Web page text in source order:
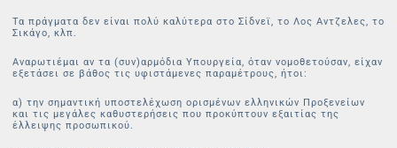
Τα πράγματα δεν είναι πολύ καλύτερα στο Σίδνεϊ, το Λος Αντζελες, το
Σικάγο, κλπ.
Αναρωτιέμαι αν τα (συν)αρμόδια Υπουργεία, όταν νομοθετούσαν, είχαν
εξετάσει σε βάθος τις υφιστάμενες παραμέτρους, ήτοι:
α) την σημαντική υποστελέχωση ορισμένων ελληνικών Προξενείων
και τις μεγάλες καθυστερήσεις που προκύπτουν εξαιτίας της
έλλειψης προσωπικού.